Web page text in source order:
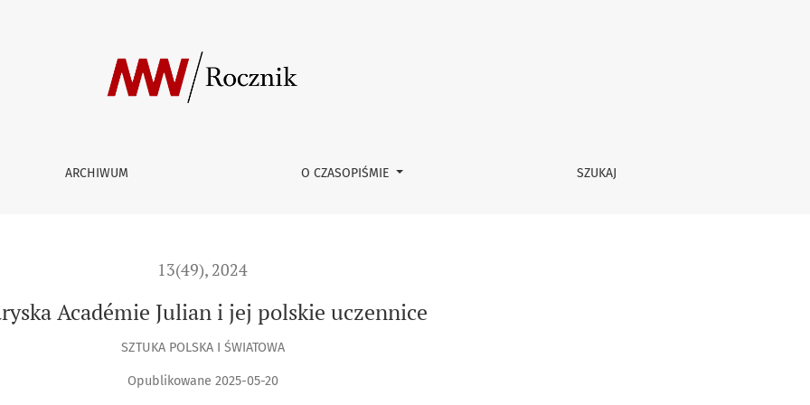
ARCHIWUM O CZASOPIŚMIE SZUKAJ
13(49), 2024
Académie Julian i jej polskie uczennice
SZTUKA POLSKA I ŚWIATOWA
Opublikowane 2025-05-20